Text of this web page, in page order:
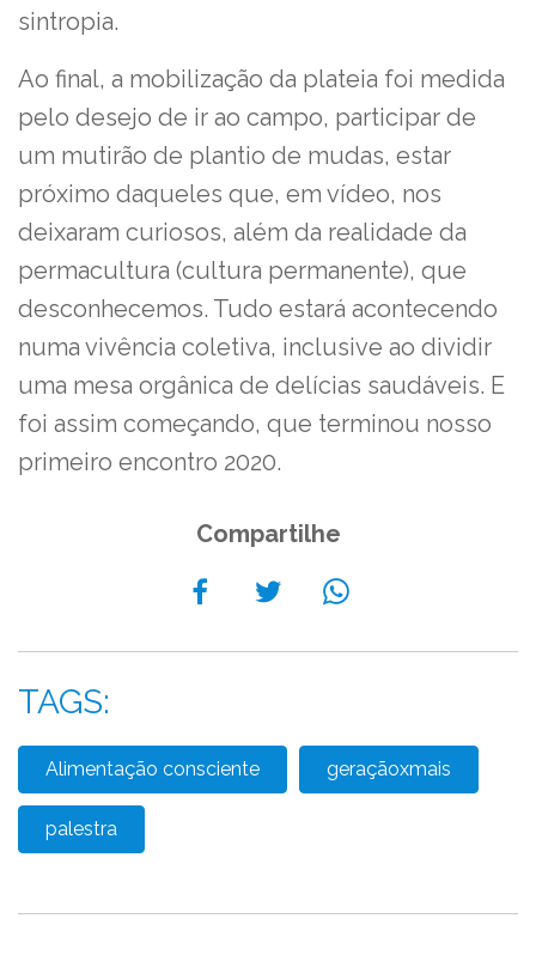
sintropia.
Ao final, a mobilização da plateia foi medida
pelo desejo de ir ao campo, participar de
um mutirão de plantio de mudas, estar
próximo daqueles que, em vídeo, nos
deixaram curiosos, além da realidade da
permacultura (cultura permanente), que
desconhecemos. Tudo estará acontecendo
numa vivência coletiva, inclusive ao dividir
uma mesa orgânica de delícias saudáveis. E
foi assim começando, que terminou nosso
primeiro encontro 2020.
Compartilhe
TAGS:
Alimentação consciente geraçãoxmais
palestra